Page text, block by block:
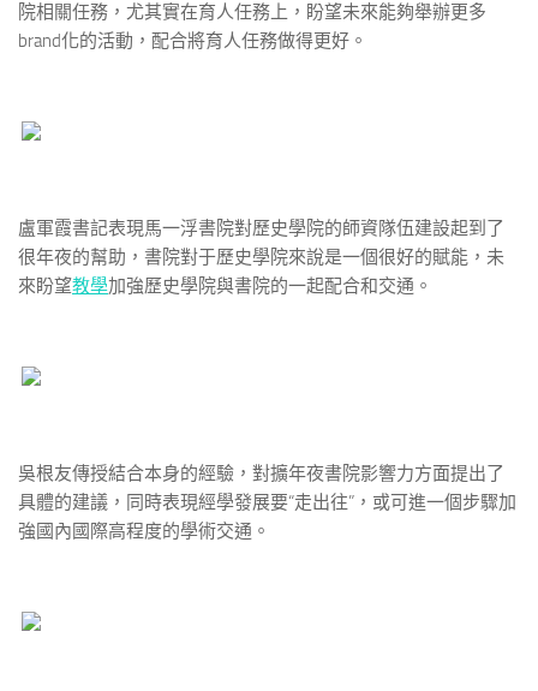
院相關任務，尤其實在育人任務上，盼望未來能夠舉辦更多
brand化的活動，配合將育人任務做得更好。
盧軍霞書記表現馬一浮書院對歷史學院的師資隊伍建設起到了
很年夜的幫助，書院對于歷史學院來說是一個很好的賦能，未
來盼望教學加強歷史學院與書院的一起配合和交通。
吳根友傳授結合本身的經驗，對擴年夜書院影響力方面提出了
具體的建議，同時表現經學發展要“走出往”，或可進一個步驟加
強國內國際高程度的學術交通。